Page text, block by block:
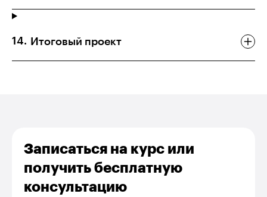
Итоговый проект
Записаться на курс или
получить бесплатную
консультацию